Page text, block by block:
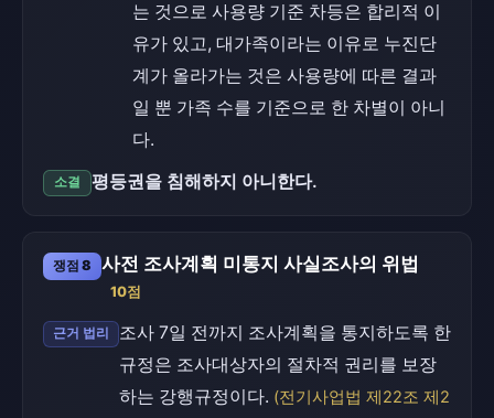
는 것으로 사용량 기준 차등은 합리적 이
유가 있고, 대가족이라는 이유로 누진단
계가 올라가는 것은 사용량에 따른 결과
일 뿐 가족 수를 기준으로 한 차별이 아니
다.
소결 평등권을 침해하지 아니한다.
쟁점 8 사전 조사계획 미통지 사실조사의 위법
10점
근거 법리
조사 7일 전까지 조사계획을 통지하도록 한
규정은 조사대상자의 절차적 권리를 보장
하는 강행규정이다. (전기사업법 제22조 제2